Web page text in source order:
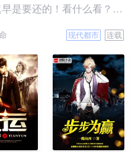
是要还的！看什么看？说
现代都市 连载